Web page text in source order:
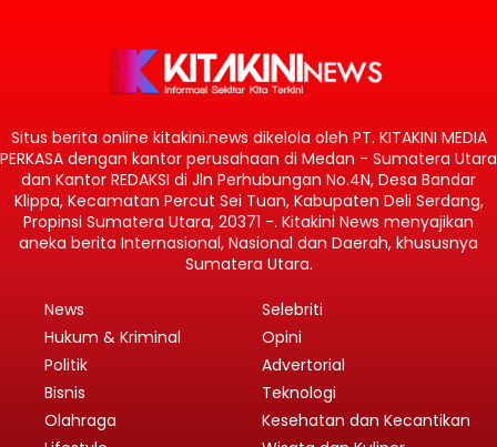
Situs berita online kitakini.news dikelola oleh PT. KITAKINI MEDIA
PERKASA dengan kantor perusahaan di Medan - Sumatera Utara
dan Kantor REDAKSI di Jln Perhubungan No.4N, Desa Bandar
Klippa, Kecamatan Percut Sei Tuan, Kabupaten Deli Serdang,
Propinsi Sumatera Utara, 20371 -. Kitakini News menyajikan
aneka berita Internasional, Nasional dan Daerah, khususnya
Sumatera Utara.
News
Hukum & Kriminal
Politik
Bisnis
Olahraga
Selebriti
Opini
Advertorial
Teknologi
Kesehatan dan Kecantikan